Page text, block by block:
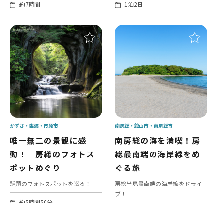
約7時間 1泊2日
唯一無二の景観に感
動！ 房総のフォトス
ポットめぐり
話題のフォトスポットを巡る！
かずさ・臨海 市原市
南房総の海を満喫！房
総最南端の海岸線をめ
ぐる旅
房総半島最南端の海岸線をドライ
ブ！
南房総 館山市 南房総市